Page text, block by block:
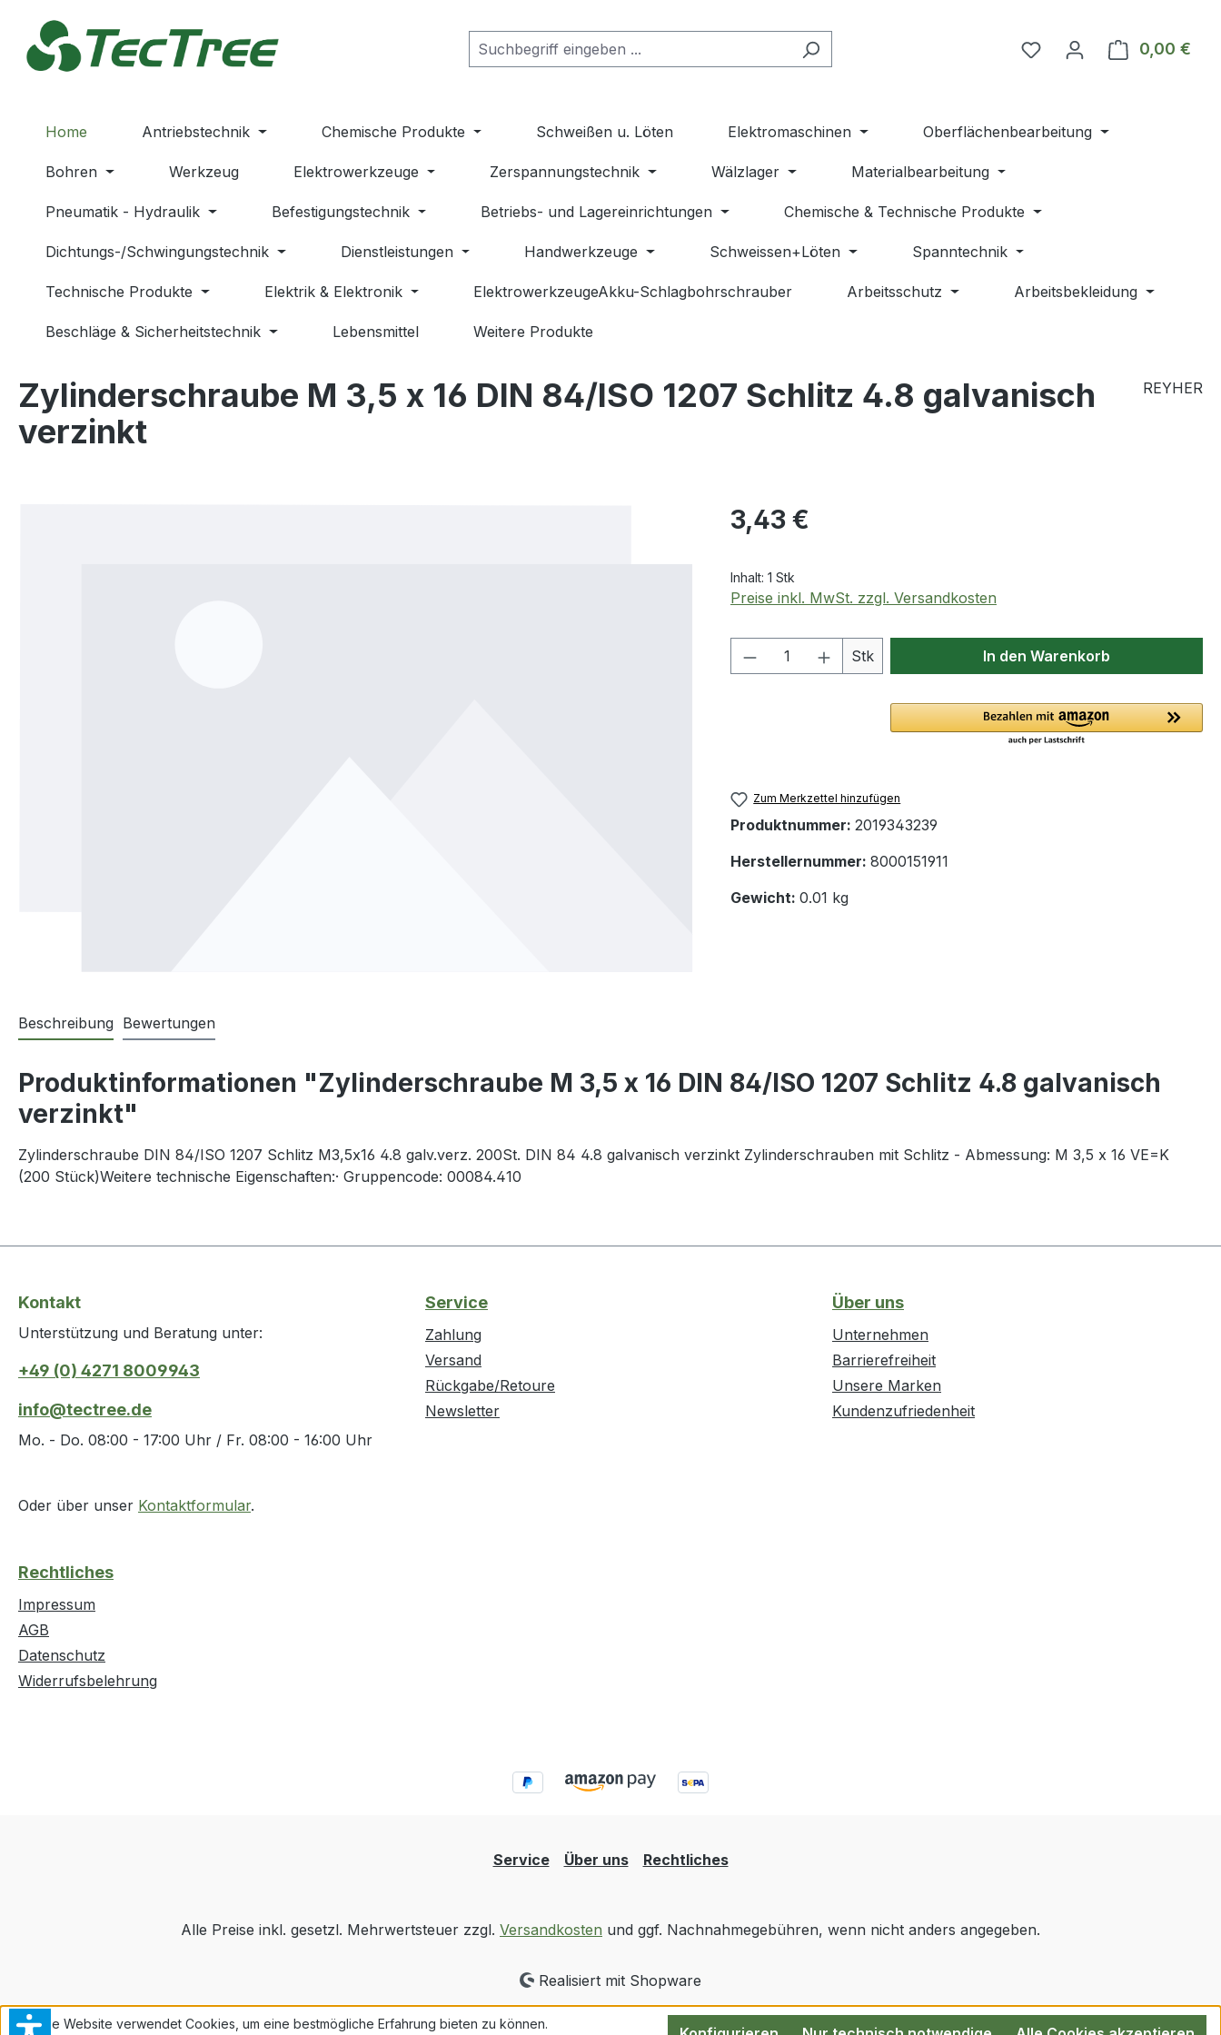
Hauptinhalt springen
Zur Suche springen
Zur Hauptnavigation springen
Du hast 0 Produkte auf
0,00 €
Home Antriebstechnik Chemische Produkte Schweißen u. Löten Elektromaschinen Oberflächenbearbeitung
Bohren Werkzeug Elektrowerkzeuge Zerspannungstechnik Wälzlager Materialbearbeitung
Pneumatik - Hydraulik Befestigungstechnik Betriebs- und Lagereinrichtungen Chemische & Technische Produkte
Dichtungs-/Schwingungstechnik Dienstleistungen Handwerkzeuge Schweissen+Löten Spanntechnik
Technische Produkte Elektrik & Elektronik ElektrowerkzeugeAkku-Schlagbohrschrauber Arbeitsschutz Arbeitsbekleidung
Beschläge & Sicherheitstechnik Lebensmittel Weitere Produkte
Zylinderschraube M 3,5 x 16 DIN 84/ISO 1207 Schlitz 4.8 galvanisch
verzinkt
REYHER
Regulärer Preis:
3,43 €
Inhalt: 1 Stk
Preise inkl. MwSt. zzgl. Versandkosten
Produkt Anzahl: Gib den gewünschten Wert
Stk In den Warenkorb
Zum Merkzettel hinzufügen
Produktnummer: 2019343239
Herstellernummer: 8000151911
Gewicht: 0.01 kg
Beschreibung Bewertungen
Produktinformationen "Zylinderschraube M 3,5 x 16 DIN 84/ISO 1207 Schlitz 4.8 galvanisch
verzinkt"
Zylinderschraube DIN 84/ISO 1207 Schlitz M3,5x16 4.8 galv.verz. 200St. DIN 84 4.8 galvanisch verzinkt Zylinderschrauben mit Schlitz - Abmessung: M 3,5 x 16 VE=K
(200 Stück)Weitere technische Eigenschaften:· Gruppencode: 00084.410
Kontakt
Unterstützung und Beratung unter:
+49 (0) 4271 8009943
info@tectree.de
Mo. - Do. 08:00 - 17:00 Uhr / Fr. 08:00 - 16:00 Uhr
Oder über unser Kontaktformular.
Service
Zahlung
Versand
Rückgabe/Retoure
Newsletter
Über uns
Unternehmen
Barrierefreiheit
Unsere Marken
Kundenzufriedenheit
Rechtliches
Impressum
AGB
Datenschutz
Widerrufsbelehrung
Service Über uns Rechtliches
Alle Preise inkl. gesetzl. Mehrwertsteuer zzgl. Versandkosten und ggf. Nachnahmegebühren, wenn nicht anders angegeben.
Realisiert mit Shopware
Diese Website verwendet Cookies, um eine bestmögliche Erfahrung bieten zu können.